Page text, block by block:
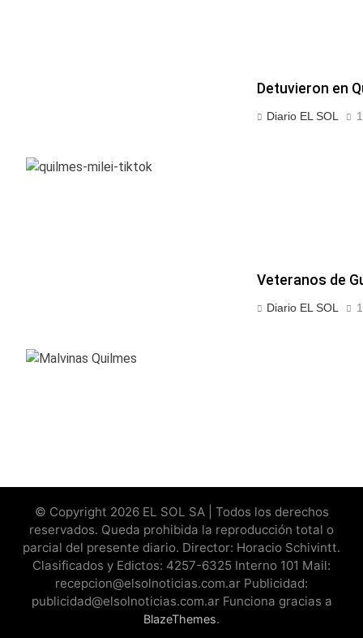
Detuvieron en
Diario EL SOL
Veteranos de
Diario EL SOL
© Copyright 2026 EL SOL SA | Todos los derechos
reservados. Queda prohibida la reproducción total o
parcial del presente diario. Director: Horacio Schivintt.
Clasificados y Edictos: 4257-6325 Interno 101 Mail:
recepcion@elsolnoticias.com.ar Publicidad:
publicidad@elsolnoticias.com.ar Funciona gracias a
BlazeThemes.